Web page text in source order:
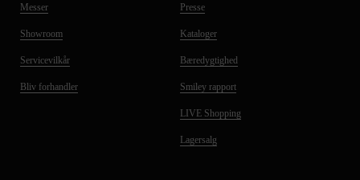
Messer
Showroom
Servicevilkår
Bliv forhandler
Presse
Kataloger
Bæredygtighed
Smiley rapport
LIVE Shopping
Lagersalg